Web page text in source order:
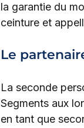
la garantie du
ceinture et
Le
La seconde
Segments aux
en tant que